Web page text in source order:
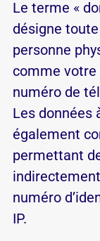
Le terme «
désigne
personne
comme votre
numéro de
Les données
également
permettant
numéro
IP.